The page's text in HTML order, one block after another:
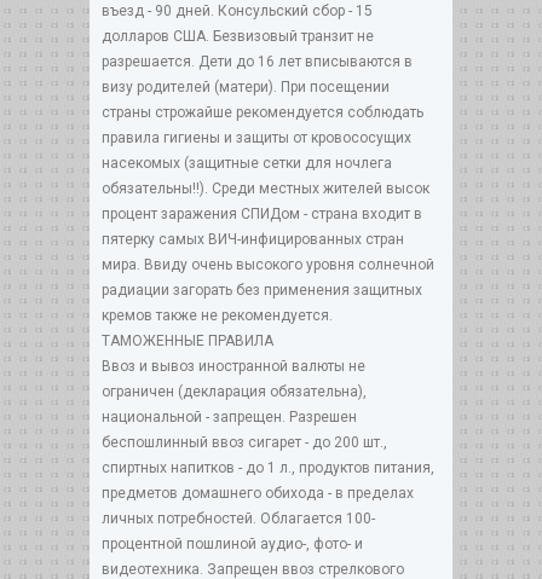
въезд - 90 дней. Консульский сбор - 15
долларов США. Безвизовый транзит не
разрешается. Дети до 16 лет вписываются в
визу родителей (матери). При посещении
страны строжайше рекомендуется соблюдать
правила гигиены и защиты от кровососущих
насекомых (защитные сетки для ночлега
обязательны!!). Среди местных жителей высок
процент заражения СПИДом - страна входит в
пятерку самых ВИЧ-инфицированных стран
мира. Ввиду очень высокого уровня солнечной
радиации загорать без применения защитных
кремов также не рекомендуется.
ТАМОЖЕННЫЕ ПРАВИЛА
Ввоз и вывоз иностранной валюты не
ограничен (декларация обязательна),
национальной - запрещен. Разрешен
беспошлинный ввоз сигарет - до 200 шт.,
спиртных напитков - до 1 л., продуктов питания,
предметов домашнего обихода - в пределах
личных потребностей. Облагается 100-
процентной пошлиной aудио-, фото- и
видеотехника. Запрещен ввоз стрелкового